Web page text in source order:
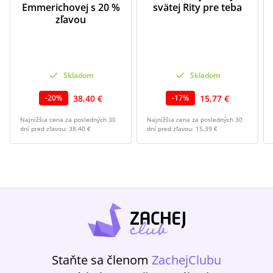
Emmerichovej s 20 %
zľavou
Skladom
-20% 38,40 €
Najnižšia cena za posledných 30
dní pred zľavou: 38,40 €
svätej Rity pre teba
Skladom
-17% 15,77 €
Najnižšia cena za posledných 30
dní pred zľavou: 15,39 €
Staňte sa členom ZachejClubu